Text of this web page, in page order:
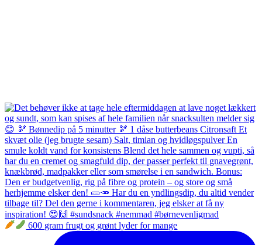
600 gram frugt og grønt lyder for mange